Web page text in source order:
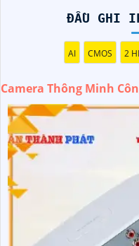
ĐẦU GHI
AI CMOS 2
Camera Thông Minh